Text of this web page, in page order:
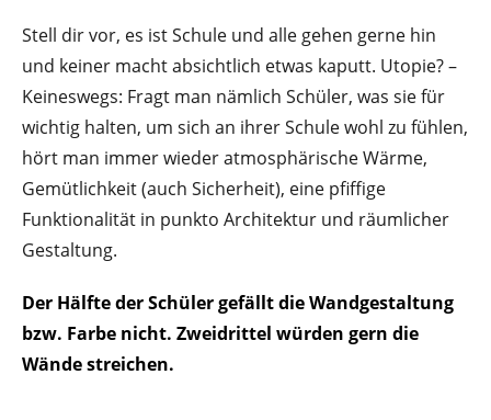
Stell dir vor, es ist Schule und alle gehen gerne hin
und keiner macht absichtlich etwas kaputt. Utopie? –
Keineswegs: Fragt man nämlich Schüler, was sie für
wichtig halten, um sich an ihrer Schule wohl zu fühlen,
hört man immer wieder atmosphärische Wärme,
Gemütlichkeit (auch Sicherheit), eine pfiffige
Funktionalität in punkto Architektur und räumlicher
Gestaltung.
Der Hälfte der Schüler gefällt die Wandgestaltung
bzw. Farbe nicht. Zweidrittel würden gern die
Wände streichen.